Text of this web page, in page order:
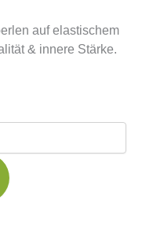
auf elastischem
& innere Stärke.